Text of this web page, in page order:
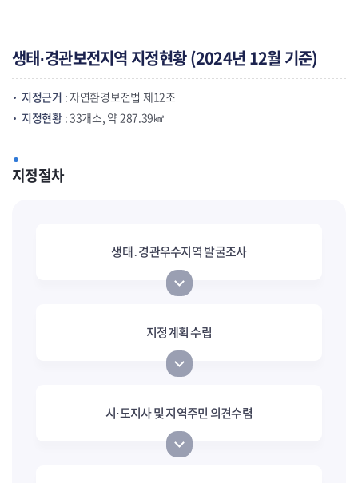
생태·경관보전지역 지정현황 (2024년 12월 기준)
지정근거 : 자연환경보전법 제12조
지정현황: 33개소, 약 287.39㎢
지정절차
생태․경관우수지역 발굴조사
지정계획 수립
시·도지사 및 지역주민 의견수렴